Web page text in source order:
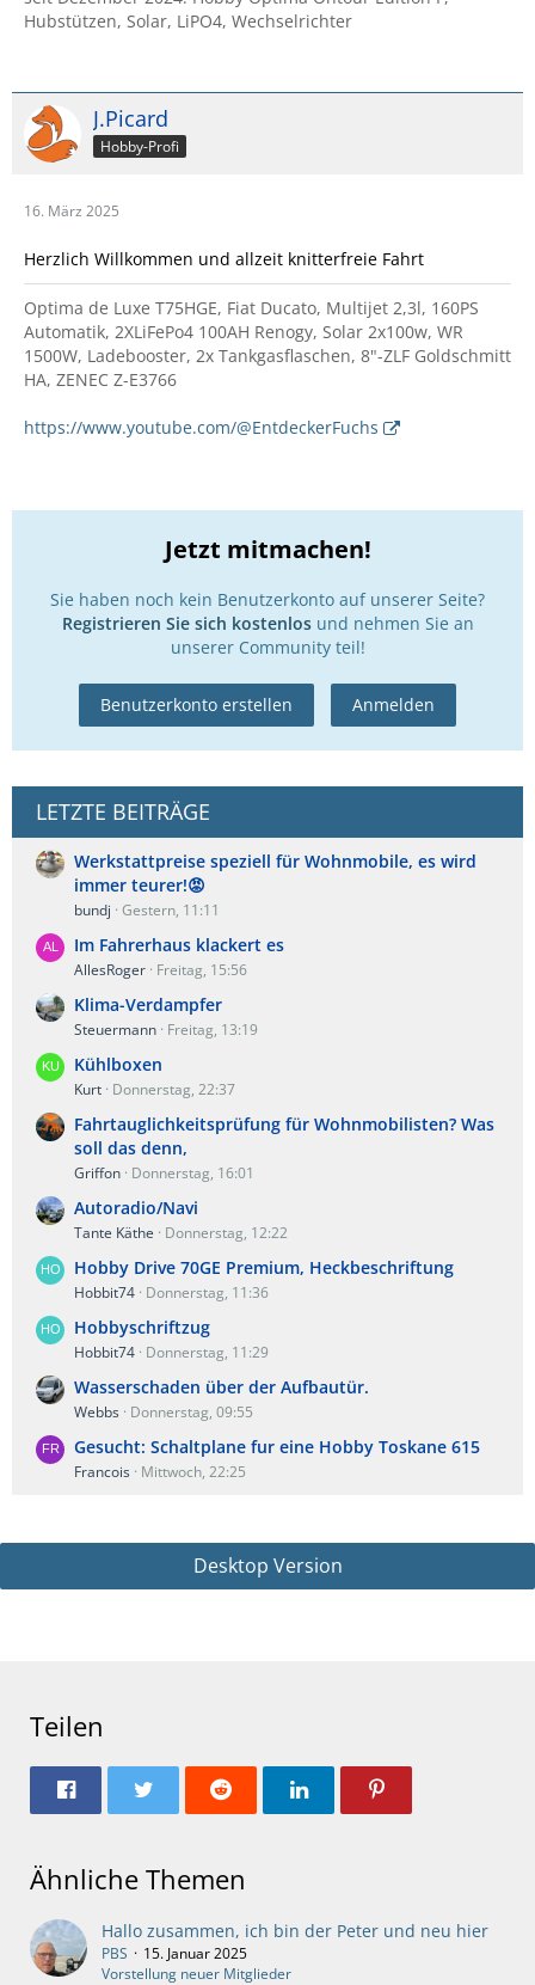
Hubstützen, Solar, LiPO4, Wechselrichter
J.Picard
Hobby-Profi
16. März 2025
Herzlich Willkommen und allzeit knitterfreie Fahrt
Optima de Luxe T75HGE, Fiat Ducato, Multijet 2,3l, 160PS
Automatik, 2XLiFePo4 100AH Renogy, Solar 2x100w, WR
1500W, Ladebooster, 2x Tankgasflaschen, 8"-ZLF Goldschmitt
HA, ZENEC Z-E3766
https://www.youtube.com/@EntdeckerFuchs
Jetzt mitmachen!
Sie haben noch kein Benutzerkonto auf unserer Seite?
Registrieren Sie sich kostenlosund nehmen Sie an
unserer Community teil!
Benutzerkonto erstellen Anmelden
LETZTE BEITRÄGE
Werkstattpreise speziell für Wohnmobile, es wird
immer teurer!😡
bundj Gestern, 11:11
Im Fahrerhaus klackert es
AllesRoger Freitag, 15:56
Klima-Verdampfer
Steuermann Freitag, 13:19
Kühlboxen
Kurt Donnerstag, 22:37
Fahrtauglichkeitsprüfung für Wohnmobilisten? Was
soll das denn,
Griffon Donnerstag, 16:01
Autoradio/Navi
Tante Käthe Donnerstag, 12:22
Hobby Drive 70GE Premium, Heckbeschriftung
Hobbit74 Donnerstag, 11:36
Hobbyschriftzug
Hobbit74 Donnerstag, 11:29
Wasserschaden über der Aufbautür.
Webbs Donnerstag, 09:55
Gesucht: Schaltplane fur eine Hobby Toskane 615
Francois Mittwoch, 22:25
Desktop Version
Teilen
Ähnliche Themen
Hallo zusammen, ich bin der Peter und neu hier
PBS
15. Januar 2025
Vorstellung neuer Mitglieder